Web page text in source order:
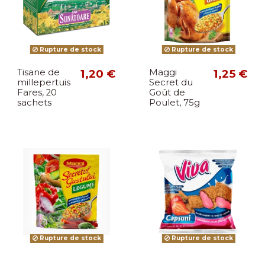
Rupture de stock
Tisane de
millepertuis
Fares, 20
sachets
1,20 €
Rupture de stock
Maggi
Secret du
Goût de
Poulet, 75g
1,25 €
Rupture de stock Rupture de stock